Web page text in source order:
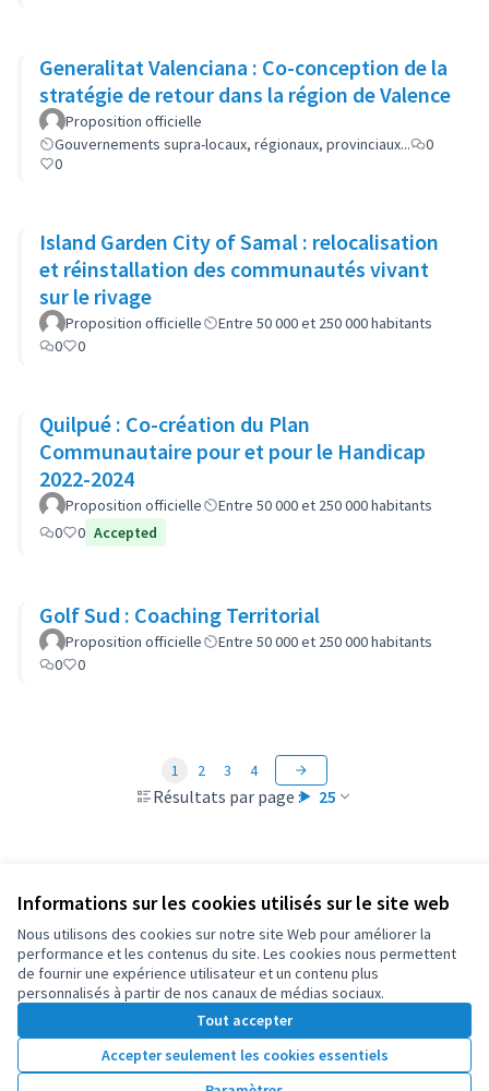
Informations sur les cookies utilisés sur le site web
Nous utilisons des cookies sur notre site Web pour améliorer la
performance et les contenus du site. Les cookies nous permettent
de fournir une expérience utilisateur et un contenu plus
personnalisés à partir de nos canaux de médias sociaux.
Tout accepter
Accepter seulement les cookies essentiels
Generalitat Valenciana : Co-conception de la
stratégie de retour dans la région de Valence
Proposition officielle
Gouvernements supra-locaux, régionaux, provinciaux...
0
0
Island Garden City of Samal : relocalisation
et réinstallation des communautés vivant
sur le rivage
Proposition officielle
Entre 50 000 et 250 000 habitants
0
0
Quilpué : Co-création du Plan
Communautaire pour et pour le Handicap
2022-2024
Proposition officielle
Entre 50 000 et 250 000 habitants
0
0 Accepted
Golf Sud : Coaching Territorial
Proposition officielle
Entre 50 000 et 250 000 habitants
0
0
Résultats par page : 25
1 2 3 4
Conditions d'utilisation
Paramètres des cookies
OIDP sur X
(Lien externe)
OIDP sur Facebook
(Lien externe)
OIDP sur YouTube
(Lien externe)
Français
Choose languageChoisir la langueElegir el idioma
Licence
(Lien